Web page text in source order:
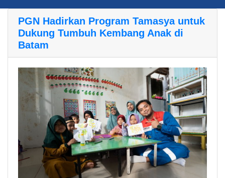
PGN Hadirkan Program Tamasya untuk
Dukung Tumbuh Kembang Anak di
Batam